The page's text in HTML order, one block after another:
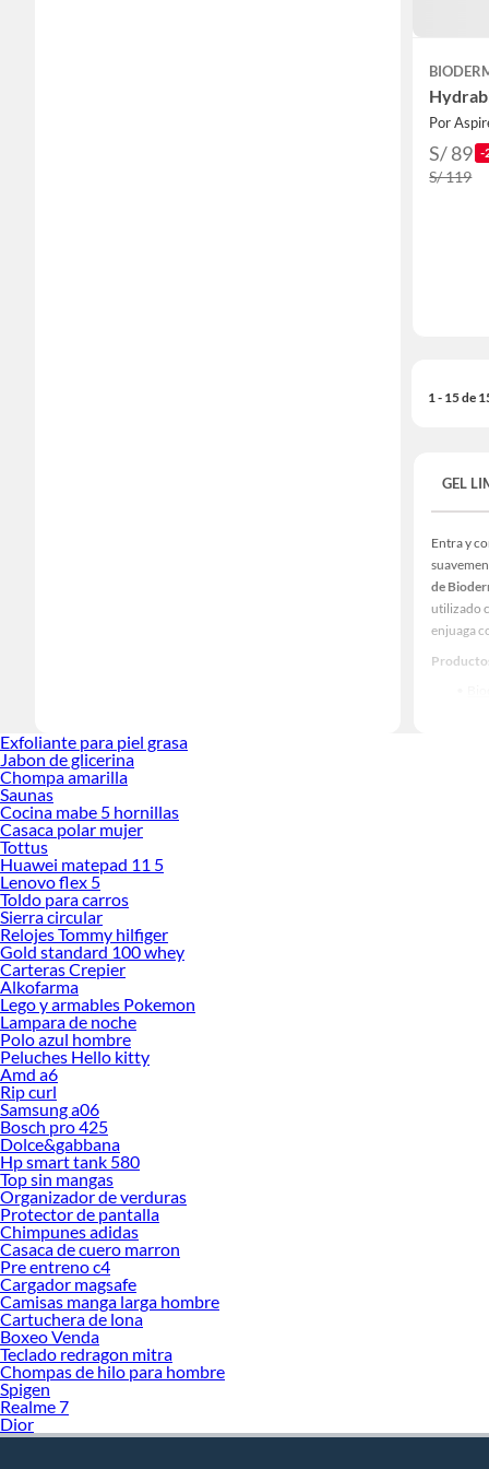
Por
S/ 89 -
S/ 119
1 - 15 de
GEL
Entra y
de
utilizado
enjuaga
Exfoliante para piel grasa
Jabon de glicerina
Chompa amarilla
Saunas
Cocina mabe 5 hornillas
Casaca polar mujer
Tottus
Huawei matepad 11 5
Lenovo flex 5
Toldo para carros
Sierra circular
Relojes Tommy hilfiger
Gold standard 100 whey
Carteras Crepier
Alkofarma
Lego y armables Pokemon
Lampara de noche
Polo azul hombre
Peluches Hello kitty
Amd a6
Rip curl
Samsung a06
Bosch pro 425
Dolce&gabbana
Hp smart tank 580
Top sin mangas
Organizador de verduras
Protector de pantalla
Chimpunes adidas
Casaca de cuero marron
Pre entreno c4
Cargador magsafe
Camisas manga larga hombre
Cartuchera de lona
Boxeo Venda
Teclado redragon mitra
Chompas de hilo para hombre
Spigen
Realme 7
Dior